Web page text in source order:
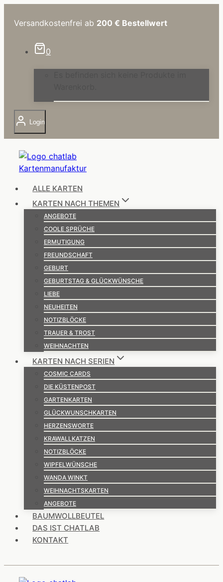
Inhalt
Versandkostenfrei ab 200 € Bestellwert
0
Login
ALLE KARTEN
KARTEN NACH THEMEN
ANGEBOTE
COOLE SPRÜCHE
ERMUTIGUNG
FREUNDSCHAFT
GEBURT
GEBURTSTAG & GLÜCKWÜNSCHE
LIEBE
NEUHEITEN
NOTIZBLÖCKE
TRAUER & TROST
WEIHNACHTEN
KARTEN NACH SERIEN
COSMIC CARDS
DIE KÜSTENPOST
GARTENKARTEN
GLÜCKWUNSCHKARTEN
HERZENSWORTE
KRAWALLKATZEN
NOTIZBLÖCKE
WIPFELWÜNSCHE
WANDA WINKT
WEIHNACHTSKARTEN
ANGEBOTE
BAUMWOLLBEUTEL
DAS IST CHATLAB
KONTAKT